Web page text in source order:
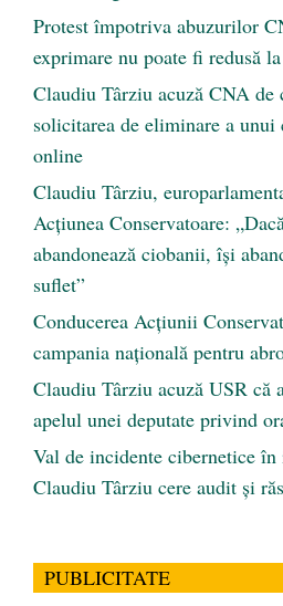
Protest împotriva abuzurilor
exprimare nu poate fi redusă
Claudiu Târziu acuză CNA de
solicitarea de eliminare a
online
Claudiu Târziu,
Acțiunea Conservatoare:
abandonează ciobanii, își
suflet”
Conducerea Acțiunii
campania națională pentru
Claudiu Târziu acuză USR că
apelul unei deputate privind
Val de incidente cibernetice
Claudiu Târziu cere audit și
PUBLICITATE